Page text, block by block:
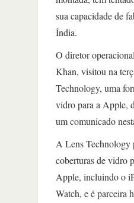
sua capacidade de
Índia.
O diretor
Khan, visitou na
Technology, uma
vidro para a Apple,
um comunicado
A Lens Technology
coberturas de vidro
Apple, incluindo o
Watch, e é parceira